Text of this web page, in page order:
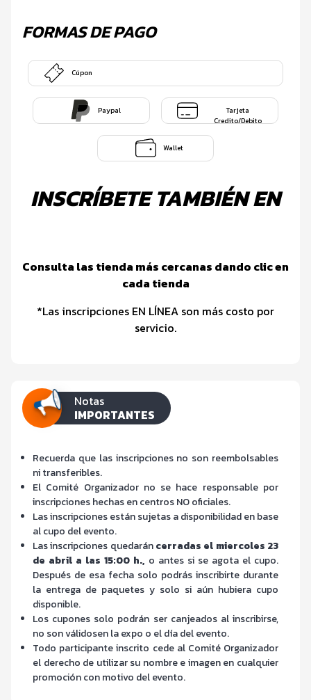
FORMAS DE PAGO
Cúpon
Paypal
Tarjeta
Credito/Debito
Wallet
INSCRÍBETE TAMBIÉN EN
Consulta las tienda más cercanas dando clic en
cada tienda
*Las inscripciones EN LÍNEA son más costo por
servicio.
Notas
IMPORTANTES
Recuerda que las inscripciones no son reembolsables
ni transferibles.
El Comité Organizador no se hace responsable por
inscripciones hechas en centros NO oficiales.
Las inscripciones están sujetas a disponibilidad en base
al cupo del evento.
Las inscripciones quedarán cerradas el miercoles 23
de abril a las 15:00 h., o antes si se agota el cupo.
Después de esa fecha solo podrás inscribirte durante
la entrega de paquetes y solo si aún hubiera cupo
disponible.
Los cupones solo podrán ser canjeados al inscribirse,
no son válidosen la expo o el día del evento.
Todo participante inscrito cede al Comité Organizador
el derecho de utilizar su nombre e imagen en cualquier
promoción con motivo del evento.